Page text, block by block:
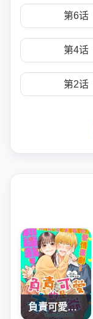
第6话
第4话
第2话
負責可愛的是本大爺